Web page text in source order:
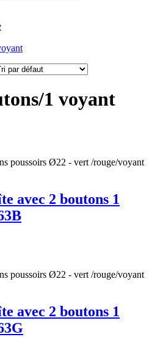
1 voyant
avec 2 boutons 1
avec 2 boutons 1